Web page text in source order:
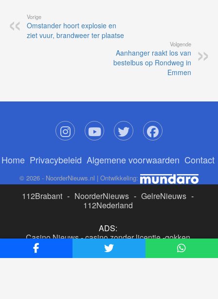
Vorige
Omstander hoort explosie en
ziet vuur, brandweer ter plaatse
Volgende
Aanhanger raakt los van
bestelbus op Rondweg in
Emmen
Home Privacybeleid Algemene voorwaarden Contact
© 2026 - NoorderNieuws.nl | Ontwikkeling:
112Brabant - NoorderNieuws - GelreNieuws -
112Nederland
ADS:
Casino Nieuws-casino zonder licentie-gokken
buitenlandse site
beste online casino nederland